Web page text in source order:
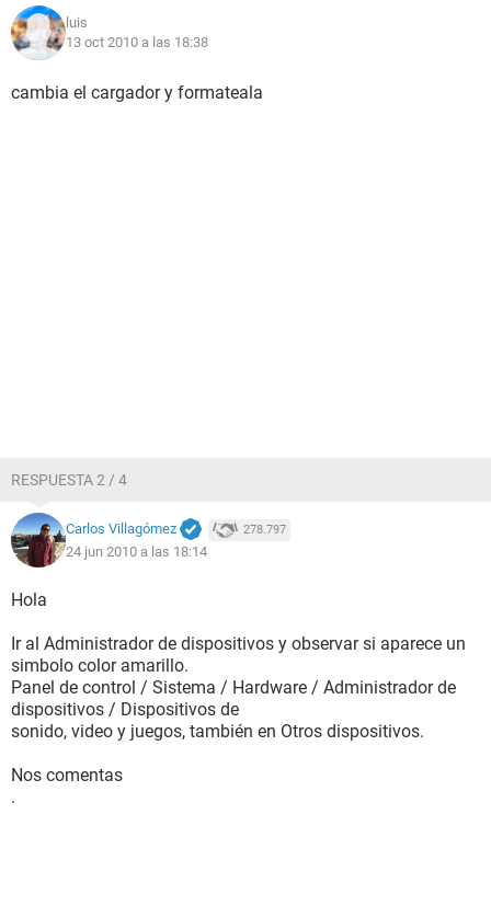
luis
13 oct 2010 a las 18:38
cambia el cargador y formateala
RESPUESTA 2 / 4
Carlos Villagómez 278.797
24 jun 2010 a las 18:14
Hola
Ir al Administrador de dispositivos y observar si aparece un
simbolo color amarillo.
Panel de control / Sistema / Hardware / Administrador de
dispositivos / Dispositivos de
sonido, video y juegos, también en Otros dispositivos.
Nos comentas
.